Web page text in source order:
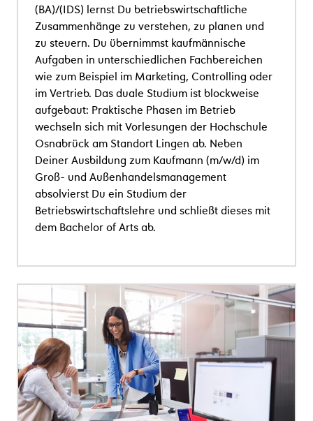
(BA)/(IDS) lernst Du betriebswirtschaftliche
Zusammenhänge zu verstehen, zu planen und
zu steuern. Du übernimmst kaufmännische
Aufgaben in unterschiedlichen Fachbereichen
wie zum Beispiel im Marketing, Controlling oder
im Vertrieb. Das duale Studium ist blockweise
aufgebaut: Praktische Phasen im Betrieb
wechseln sich mit Vorlesungen der Hochschule
Osnabrück am Standort Lingen ab. Neben
Deiner Ausbildung zum Kaufmann (m/w/d) im
Groß- und Außenhandelsmanagement
absolvierst Du ein Studium der
Betriebswirtschaftslehre und schließt dieses mit
dem Bachelor of Arts ab.